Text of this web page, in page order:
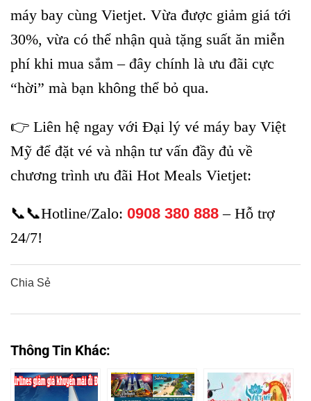
máy bay cùng Vietjet. Vừa được giảm giá tới
30%, vừa có thể nhận quà tặng suất ăn miễn
phí khi mua sắm – đây chính là ưu đãi cực
“hời” mà bạn không thể bỏ qua.
👉 Liên hệ ngay với Đại lý vé máy bay Việt
Mỹ để đặt vé và nhận tư vấn đầy đủ về
chương trình ưu đãi Hot Meals Vietjet:
📞📞Hotline/Zalo: 0908 380 888 – Hỗ trợ
24/7!
Chia Sẻ
Thông Tin Khác: